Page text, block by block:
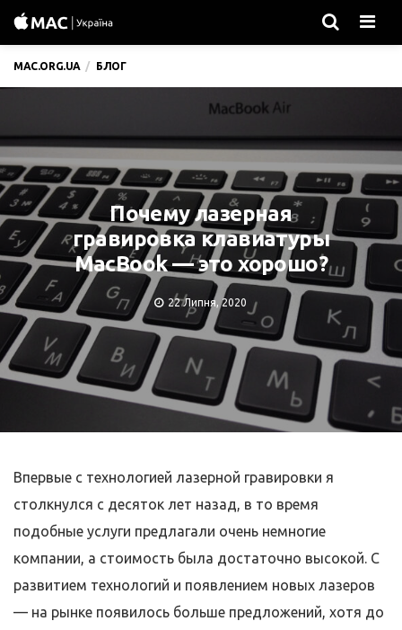
MAC.ORG.UA БЛОГ
Почему лазерная
гравировка клавиатуры
MacBook — это хорошо?
22 Липня, 2020
Впервые с технологией лазерной гравировки я
столкнулся с десяток лет назад, в то время
подобные услуги предлагали очень немногие
компании, а стоимость была достаточно высокой. С
развитием технологий и появлением новых лазеров
— на рынке появилось больше предложений, хотя до